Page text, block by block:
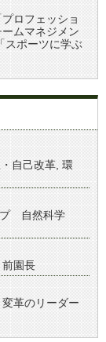
ロフェッショ
ムマネジメン
スポーツに学ぶ
・自己改革 環
プ 自然科学
園長
革のリーダー